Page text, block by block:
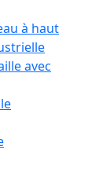
à haut